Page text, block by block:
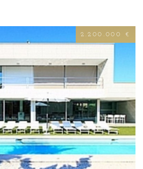
2.200.000 €